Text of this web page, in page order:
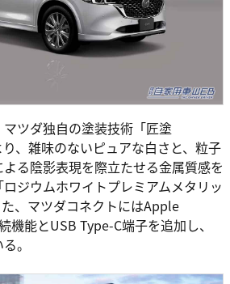
ツダ独自の塗装技術「匠塗
り、雑味のないピュアな白さと、粒子
る陰影表現を際立たせる金属質感を
ジウムホワイトプレミアムメタリッ
、マツダコネクトにはApple
機能とUSB Type-C端子を追加し、
。